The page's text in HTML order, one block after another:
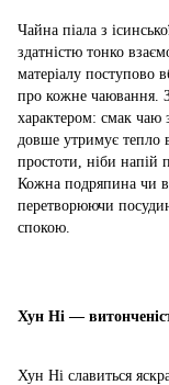
Чайна піала з
здатністю тонко
матеріалу поступово
про кожне чаювання.
характером: смак чаю
довше утримує тепло
простоти, ніби напій
Кожна подряпина чи
перетворюючи
спокою.
Хун Ні —
Хун Ні славиться